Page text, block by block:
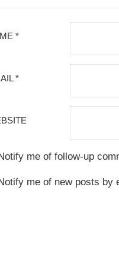
*
*
me of follow-up
me of new posts by